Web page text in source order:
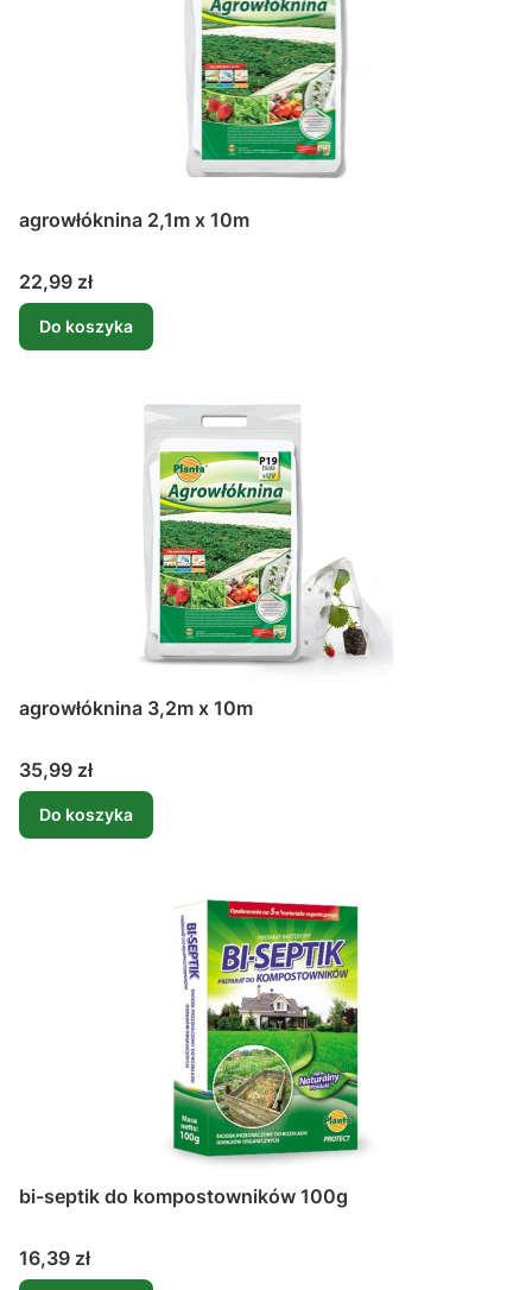
agrowłóknina 2,1m x 10m
Cena
22,99 zł
Do koszyka
agrowłóknina 3,2m x 10m
Cena
35,99 zł
Do koszyka
bi-septik do kompostowników 100g
Cena
16,39 zł